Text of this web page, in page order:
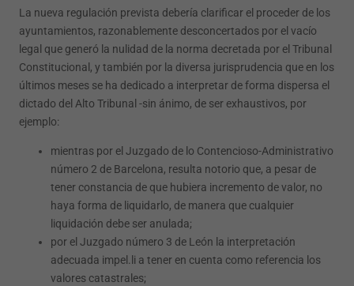
La nueva regulación prevista debería clarificar el proceder de los
ayuntamientos, razonablemente desconcertados por el vacío
legal que generó la nulidad de la norma decretada por el Tribunal
Constitucional, y también por la diversa jurisprudencia que en los
últimos meses se ha dedicado a interpretar de forma dispersa el
dictado del Alto Tribunal -sin ánimo, de ser exhaustivos, por
ejemplo:
mientras por el Juzgado de lo Contencioso-Administrativo
número 2 de Barcelona, resulta notorio que, a pesar de
tener constancia de que hubiera incremento de valor, no
haya forma de liquidarlo, de manera que cualquier
liquidación debe ser anulada;
por el Juzgado número 3 de León la interpretación
adecuada impel.li a tener en cuenta como referencia los
valores catastrales;